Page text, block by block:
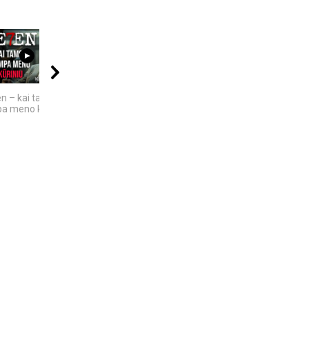
17:50
– kai tamsa
meno kūriniu